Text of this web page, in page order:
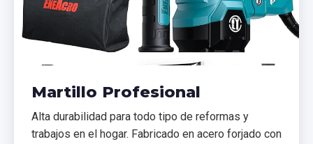
Martillo Profesional
Alta durabilidad para todo tipo de reformas y
trabajos en el hogar. Fabricado en acero forjado con